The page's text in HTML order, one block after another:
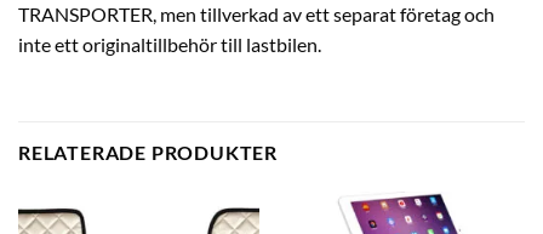
TRANSPORTER, men tillverkad av ett separat företag och
inte ett originaltillbehör till lastbilen.
RELATERADE PRODUKTER